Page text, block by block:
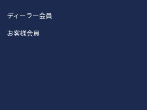
ディーラー会員
お客様会員